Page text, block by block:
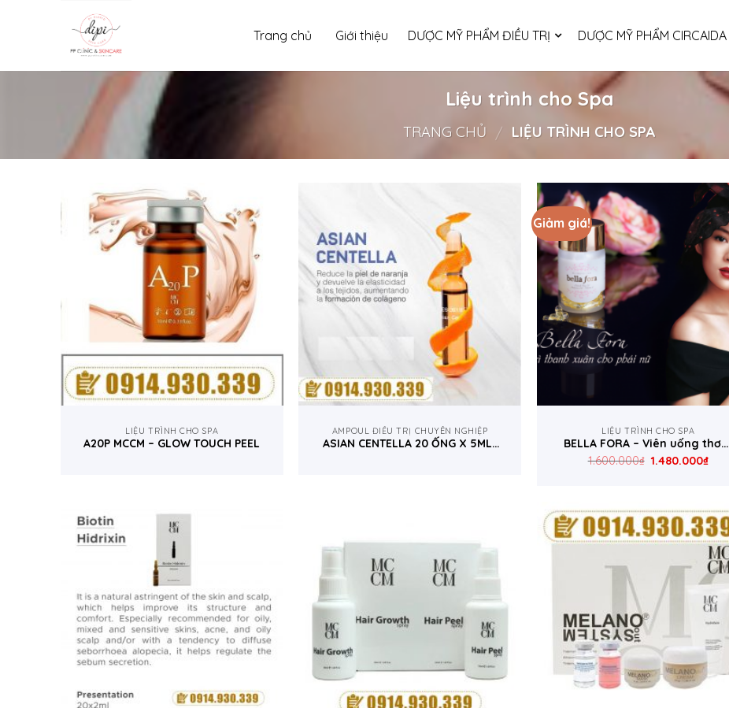
Trang chủ Giới thiệu DƯỢC MỸ PHẨM ĐIỀU TRỊ DƯỢC MỸ PHẨM CIRCAIDA
Liệu trình cho Spa
TRANG CHỦ / LIỆU TRÌNH CHO SPA
LIỆU TRÌNH CHO SPA
A20P MCCM – GLOW TOUCH PEEL
AMPOUL ĐIỀU TRỊ CHUYÊN NGHIỆP
ASIAN CENTELLA 20 ỐNG X 5ML-
Giảm giá!
LIỆU TRÌNH CHO SPA
BELLA FORA – Viên uống thơm
cơ thể
1.600.000₫ 1.480.000₫